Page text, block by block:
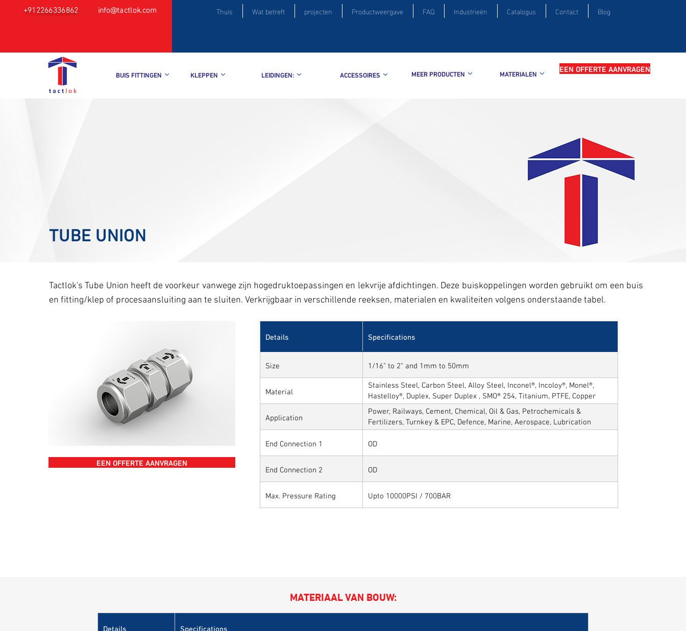
+912266336862 info@tactlok.com Thuis Wat betreft projecten Productweergave FAQ Industrieën Catalogus Contact Blog
BUIS FITTINGEN KLEPPEN LEIDINGEN: ACCESSOIRES MEER PRODUCTEN MATERIALEN EEN OFFERTE AANVRAGEN
TUBE UNION
Tactlok's Tube Union heeft de voorkeur vanwege zijn hogedruktoepassingen en lekvrije afdichtingen. Deze buiskoppelingen worden gebruikt om een buis
en fitting/klep of procesaansluiting aan te sluiten. Verkrijgbaar in verschillende reeksen, materialen en kwaliteiten volgens onderstaande tabel.
EEN OFFERTE AANVRAGEN
Details Specifications
Size 1/16" to 2" and 1mm to 50mm
Material
Stainless Steel, Carbon Steel, Alloy Steel, Inconel®, Incoloy®, Monel®,
Hastelloy®, Duplex, Super Duplex , SMO® 254, Titanium, PTFE, Copper
Alloys
Application
Power, Railways, Cement, Chemical, Oil & Gas, Petrochemicals &
Fertilizers, Turnkey & EPC, Defence, Marine, Aerospace, Lubrication
Sytems, Paper Mills etc.,
End Connection 1
OD
End Connection 2 OD
Max. Pressure Rating Upto 10000PSI / 700BAR
MATERIAAL VAN BOUW:
Details Specifications